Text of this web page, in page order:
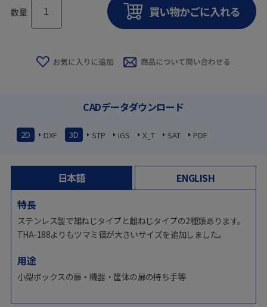
数量
CADデータダウンロード
2D DXF 3D STP IGS X_T SAT PDF
日本語
ENGLISH
特長
ステンレス製で雄ねじタイプと雌ねじタイプの2種類あります。
THA-188よりもツマミ径が大きいサイズを追加しました。
用途
小型ボックスの扉・機器・筐体の扉の持ち手等